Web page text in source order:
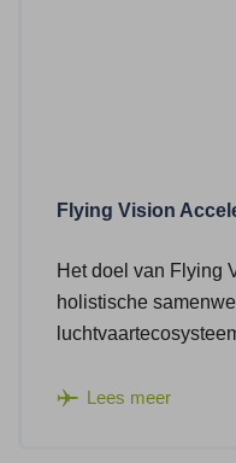
Flying Vision
Het doel van Flying
holistische
Lees meer